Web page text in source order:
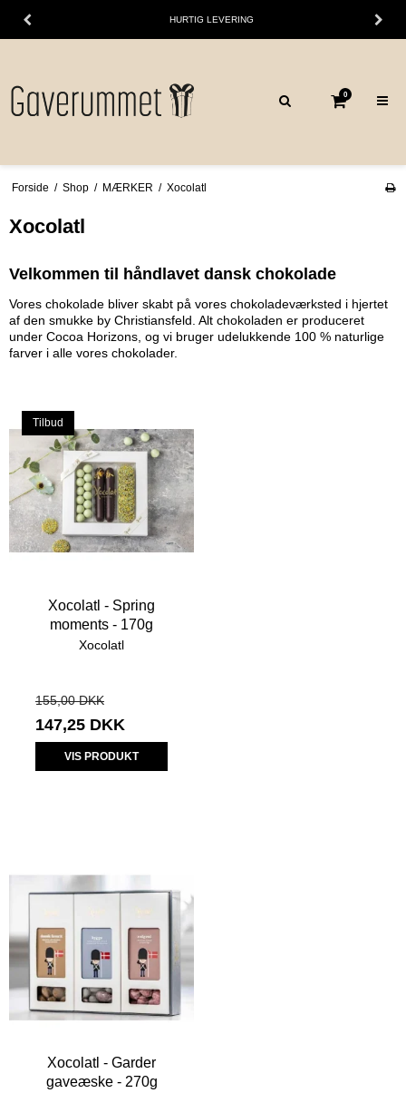
HURTIG LEVERING
0
Forside / Shop / MÆRKER / Xocolatl
Xocolatl
Velkommen til håndlavet dansk chokolade
Vores chokolade bliver skabt på vores chokoladeværksted i hjertet
af den smukke by Christiansfeld. Alt chokoladen er produceret
under Cocoa Horizons , og vi bruger udelukkende 100 % naturlige
farver i alle vores chokolader.
Tilbud
Xocolatl - Spring
moments - 170g
Xocolatl
155,00 DKK
147,25 DKK
VIS PRODUKT
Xocolatl - Garder
gaveæske - 270g